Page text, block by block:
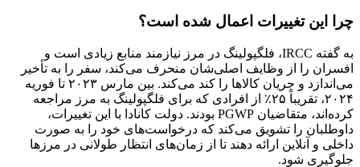
چرا این تغییرات اعمال شده است؟
به گفته IRCC، فلگپولینگ در مرز نیازمند منابع زیادی است و
افسران را از وظایف اصلی‌شان منحرف می‌کند، سفر را به تأخیر
می‌اندازد و جریان کالاها را کند می‌کند. بین مارس ۲۰۲۳ تا فوریه
۲۰۲۴، تقریباً ۲۵٪ از افرادی که برای فلگپولینگ به مرز مراجعه
کرده‌اند، متقاضیان PGWP بودند. دولت کانادا با این تغییرات،
داوطلبان را تشویق می‌کند که درخواست‌های خود را به صورت
داخلی و آنلاین ارائه دهند تا از زمان‌های انتظار طولانی در مرزها
جلوگیری شود.